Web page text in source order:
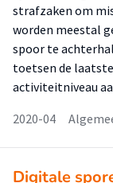
strafzaken om
worden meestal
spoor te
toetsen de
activiteitniveau
2020-04
Digitale